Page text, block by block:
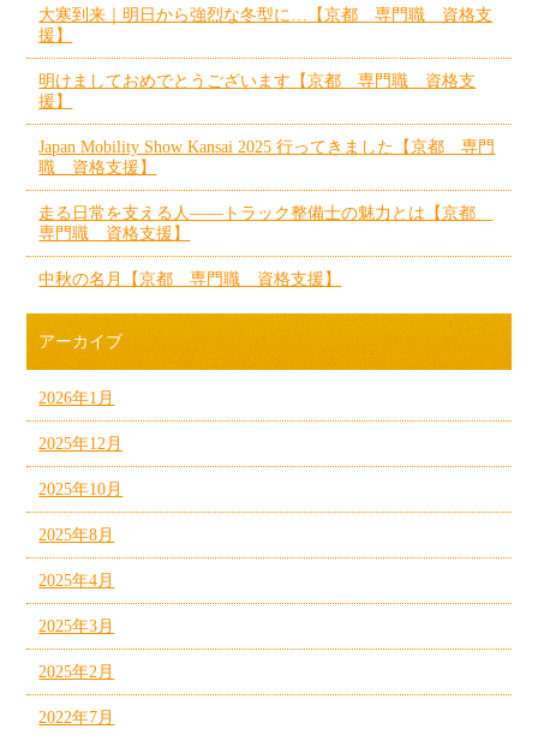
大寒到来｜明日から強烈な冬型に…【京都 専門職 資格支
援】
明けましておめでとうございます【京都 専門職 資格支
援】
Japan Mobility Show Kansai 2025 行ってきました【京都 専門
職 資格支援】
走る日常を支える人——トラック整備士の魅力とは【京都
専門職 資格支援】
中秋の名月【京都 専門職 資格支援】
アーカイブ
2026年1月
2025年12月
2025年10月
2025年8月
2025年4月
2025年3月
2025年2月
2022年7月